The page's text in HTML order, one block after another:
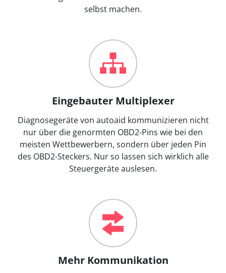
selbst machen.
Eingebauter Multiplexer
Diagnosegeräte von autoaid kommunizieren nicht
nur über die genormten OBD2-Pins wie bei den
meisten Wettbewerbern, sondern über jeden Pin
des OBD2-Steckers. Nur so lassen sich wirklich alle
Steuergeräte auslesen.
Mehr Kommunikation